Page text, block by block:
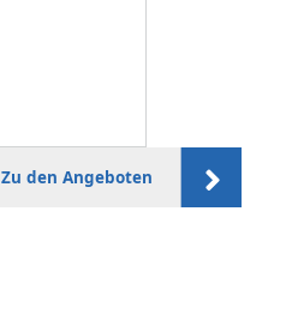
Zu den Angeboten